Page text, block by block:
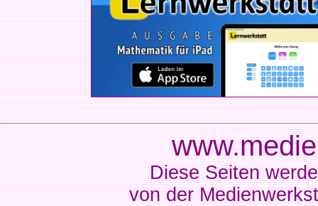
Diese Seiten
von der